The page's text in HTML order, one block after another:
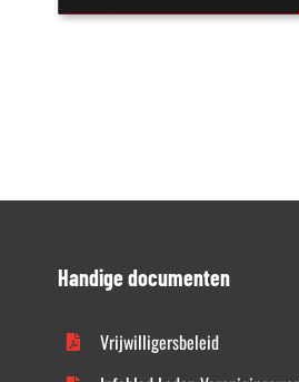
Handige documenten
Vrijwilligersbeleid